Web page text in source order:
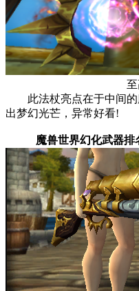
至高元首
此法杖亮点在于中间的
出梦幻光芒，异常好看!
魔兽世界幻化武器排